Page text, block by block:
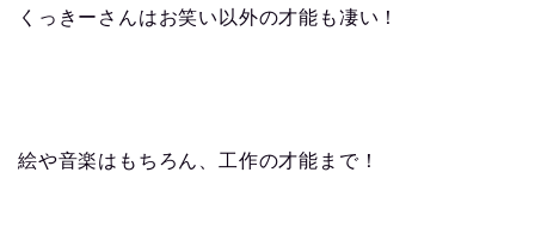
くっきーさんはお笑い以外の才能も凄い！
絵や音楽はもちろん、工作の才能まで！